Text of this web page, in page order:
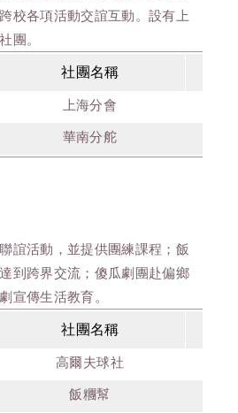
校各項活動交誼互動。設有上
團。
社團名稱
上海分會
華南分舵
誼活動，並提供團練課程；飯
到跨界交流；傻瓜劇團赴偏鄉
宣傳生活教育。
社團名稱
高爾夫球社
飯糰幫